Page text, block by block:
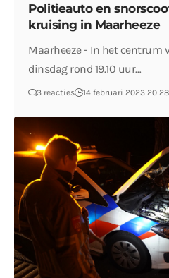
Politieauto en
kruising in Maarheeze
Maarheeze - In het centrum
dinsdag rond 19.10 uur…
3 reacties 14 februari 2023 20:28